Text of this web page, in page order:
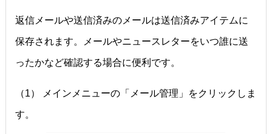
返信メールや送信済みのメールは送信済みアイテムに
保存されます。メールやニュースレターをいつ誰に送
ったかなど確認する場合に便利です。
（1） メインメニューの「メール管理」をクリックしま
す。